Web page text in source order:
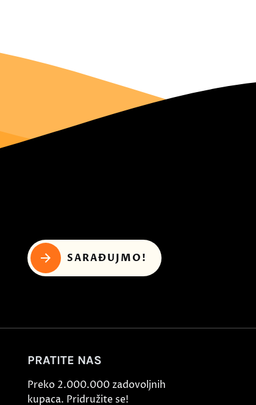
SARAĐUJMO!
PRATITE NAS
Preko 2.000.000 zadovoljnih
kupaca. Pridružite se!